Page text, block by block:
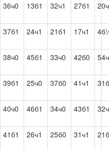
36ч0 13б1 32ч1 27б1
37б1 24ч1 21б1 17ч1
38ч0 45б1 33ч0 42б0
39б1 25ч0 37б0 41ч1
40ч0 46б1 34ч0 43б1
41б1 26ч1 25б0 31ч1